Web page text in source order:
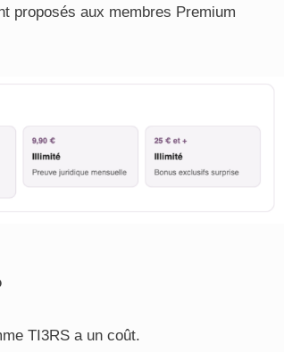
proposés aux membres Premium
TI3RS a un coût.